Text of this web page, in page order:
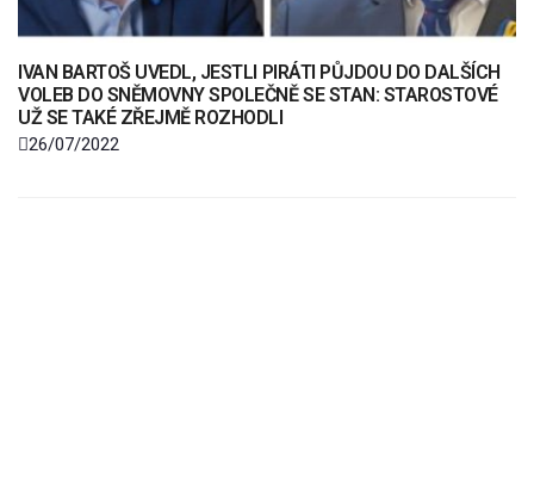
IVAN BARTOŠ UVEDL, JESTLI PIRÁTI PŮJDOU DO DALŠÍCH
VOLEB DO SNĚMOVNY SPOLEČNĚ SE STAN: STAROSTOVÉ
UŽ SE TAKÉ ZŘEJMĚ ROZHODLI
26/07/2022